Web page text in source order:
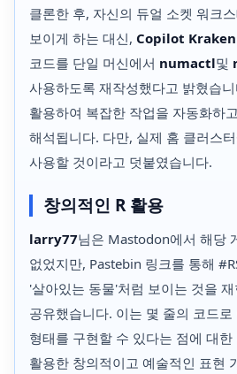
클론한 후, 자신의 듀얼 소켓 워크
보이게 하는 대신, Copilot Kraken
코드를 단일 머신에서 numactl및
사용하도록 재작성했다고 밝혔습
활용하여 복잡한 작업을 자동화하
해석됩니다. 다만, 실제 홈 클러스
사용할 것이라고 덧붙였습니다.
창의적인 R 활용
larry77님은 Mastodon에서 해당
없었지만, Pastebin 링크를 통해
'살아있는 동물'처럼 보이는 것을
공유했습니다. 이는 몇 줄의 코드
형태를 구현할 수 있다는 점에 대한
활용한 창의적이고 예술적인 표현